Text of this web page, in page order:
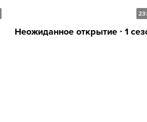
Неожиданное открытие ∙ 1